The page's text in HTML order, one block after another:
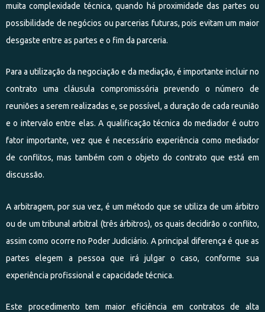
muita complexidade técnica, quando há proximidade das partes ou
possibilidade de negócios ou parcerias futuras, pois evitam um maior
desgaste entre as partes e o fim da parceria.
Para a utilização da negociação e da mediação, é importante incluir no
contrato uma cláusula compromissória prevendo o número de
reuniões a serem realizadas e, se possível, a duração de cada reunião
e o intervalo entre elas. A qualificação técnica do mediador é outro
fator importante, vez que é necessário experiência como mediador
de conflitos, mas também com o objeto do contrato que está em
discussão.
A arbitragem, por sua vez, é um método que se utiliza de um árbitro
ou de um tribunal arbitral (três árbitros), os quais decidirão o conflito,
assim como ocorre no Poder Judiciário. A principal diferença é que as
partes elegem a pessoa que irá julgar o caso, conforme sua
experiência profissional e capacidade técnica.
Este procedimento tem maior eficiência em contratos de alta